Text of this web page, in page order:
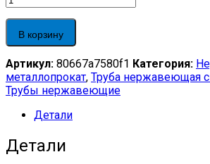
нержавеющая
круглая
AISI
EN
10296-
2
quantity
В корзину
Артикул: 80667a7580f1 Категория:
металлопрокат, Труба нержавеющая
Трубы нержавеющие
Детали
Детали